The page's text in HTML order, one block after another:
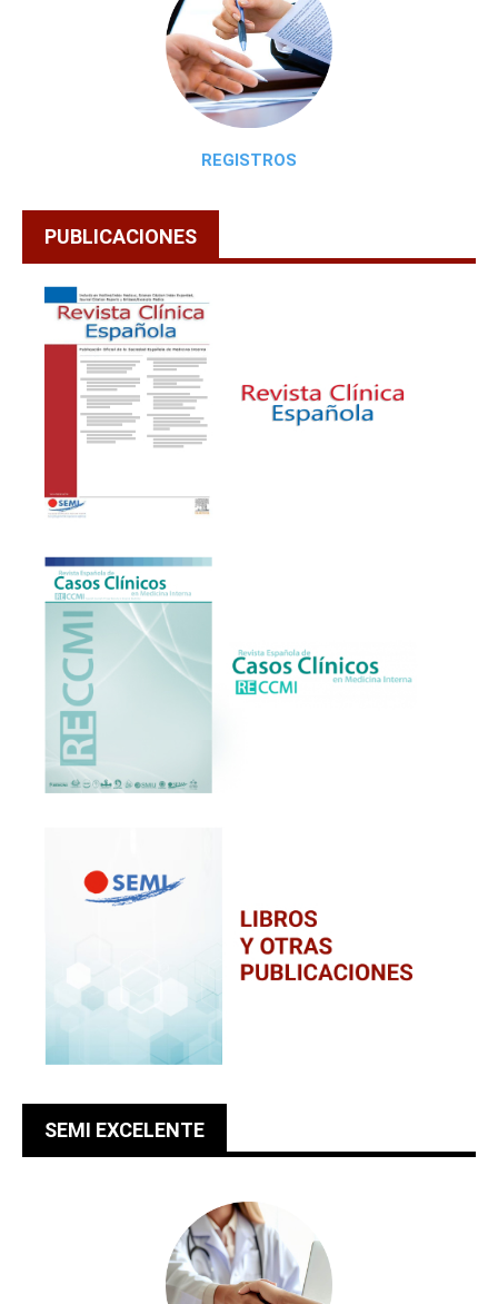
REGISTROS
PUBLICACIONES
SEMI EXCELENTE